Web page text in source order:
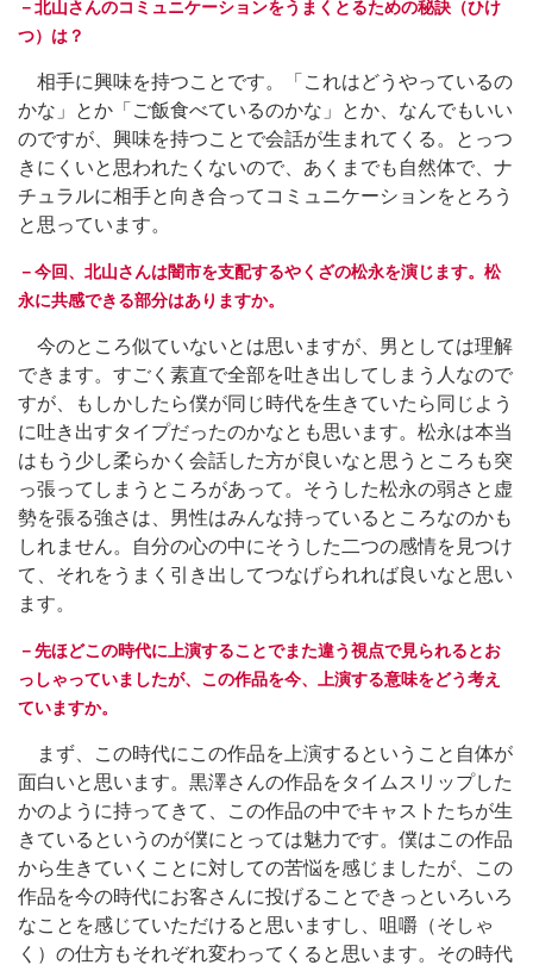
－北山さんのコミュニケーションをうまくとるための秘訣（ひけ
つ）は？
相手に興味を持つことです。「これはどうやっているの
かな」とか「ご飯食べているのかな」とか、なんでもいい
のですが、興味を持つことで会話が生まれてくる。とっつ
きにくいと思われたくないので、あくまでも自然体で、ナ
チュラルに相手と向き合ってコミュニケーションをとろう
と思っています。
－今回、北山さんは闇市を支配するやくざの松永を演じます。松
永に共感できる部分はありますか。
今のところ似ていないとは思いますが、男としては理解
できます。すごく素直で全部を吐き出してしまう人なので
すが、もしかしたら僕が同じ時代を生きていたら同じよう
に吐き出すタイプだったのかなとも思います。松永は本当
はもう少し柔らかく会話した方が良いなと思うところも突
っ張ってしまうところがあって。そうした松永の弱さと虚
勢を張る強さは、男性はみんな持っているところなのかも
しれません。自分の心の中にそうした二つの感情を見つけ
て、それをうまく引き出してつなげられれば良いなと思い
ます。
－先ほどこの時代に上演することでまた違う視点で見られるとお
っしゃっていましたが、この作品を今、上演する意味をどう考え
ていますか。
まず、この時代にこの作品を上演するということ自体が
面白いと思います。黒澤さんの作品をタイムスリップした
かのように持ってきて、この作品の中でキャストたちが生
きているというのが僕にとっては魅力です。僕はこの作品
から生きていくことに対しての苦悩を感じましたが、この
作品を今の時代にお客さんに投げることできっといろいろ
なことを感じていただけると思いますし、咀嚼（そしゃ
く）の仕方もそれぞれ変わってくると思います。その時代